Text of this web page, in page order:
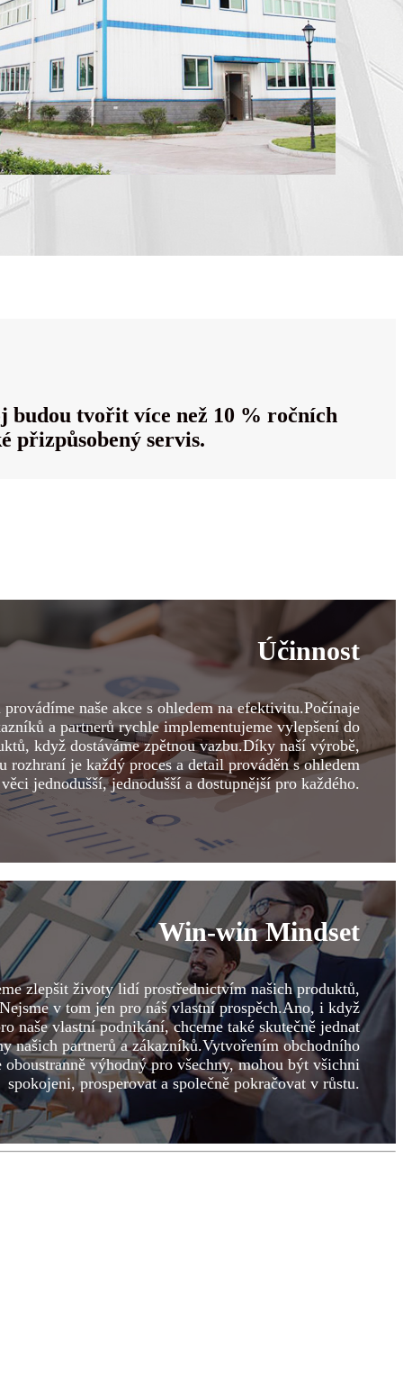
budou tvořit více než 10 % ročních
přizpůsobený servis.
Účinnost
naše akce s ohledem na efektivitu.Počínaje
a partnerů rychle implementujeme vylepšení do
když dostáváme zpětnou vazbu.Díky naší výrobě,
rozhraní je každý proces a detail prováděn s ohledem
jednodušší, jednodušší a dostupnější pro každého.
Win-win Mindset
zlepšit životy lidí prostřednictvím našich produktů,
v tom jen pro náš vlastní prospěch.Ano, i když
naše vlastní podnikání, chceme také skutečně jednat
našich partnerů a zákazníků.Vytvořením obchodního
výhodný pro všechny, mohou být všichni
spokojeni, prosperovat a společně pokračovat v růstu.